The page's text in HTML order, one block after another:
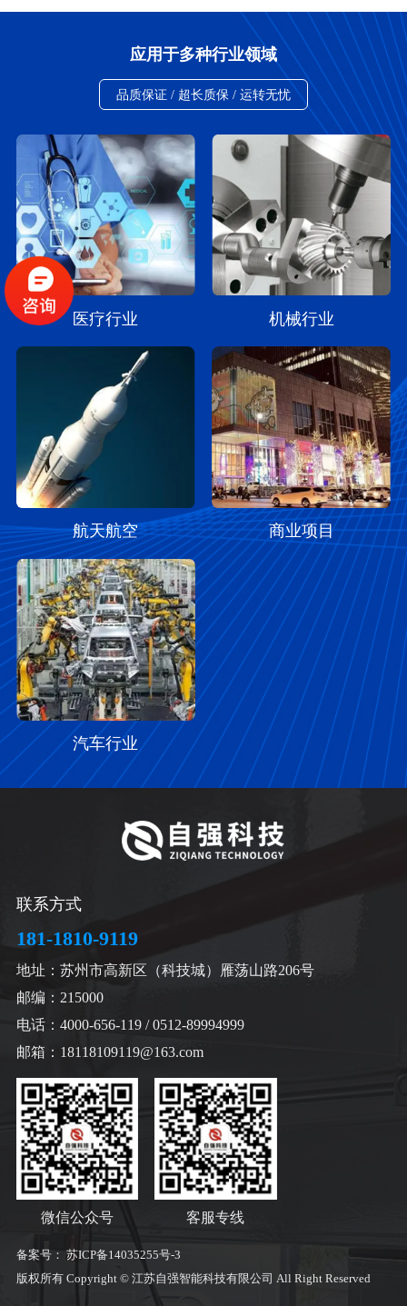
应用于多种行业领域
品质保证 / 超长质保 / 运转无忧
医疗行业 机械行业
航天航空 商业项目
汽车行业
联系方式
181-1810-9119
地址：苏州市高新区（科技城）雁荡山路206号
邮编：215000
电话：4000-656-119 / 0512-89994999
邮箱：18118109119@163.com
微信公众号 客服专线
备案号： 苏ICP备14035255号-3
版权所有 Copyright © 江苏自强智能科技有限公司 All Right Reserved